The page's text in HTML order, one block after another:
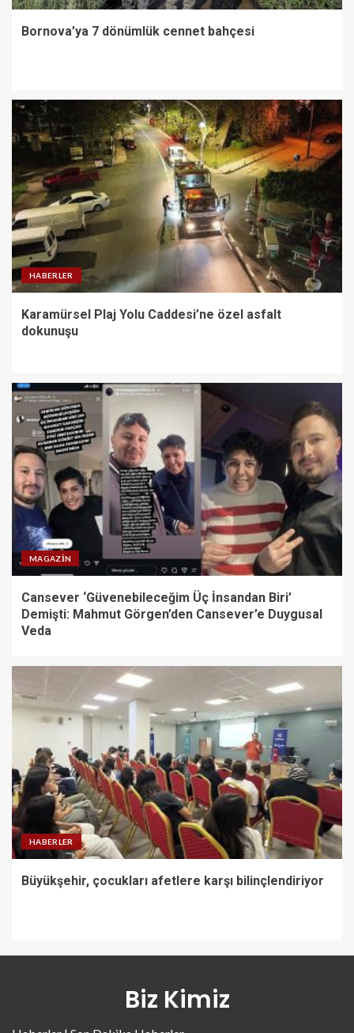
Bornova’ya 7 dönümlük cennet bahçesi
HABERLER
Karamürsel Plaj Yolu Caddesi’ne özel asfalt
dokunuşu
MAGAZIN
Cansever ‘Güvenebileceğim Üç İnsandan Biri’
Demişti: Mahmut Görgen’den Cansever’e Duygusal
Veda
HABERLER
Büyükşehir, çocukları afetlere karşı bilinçlendiriyor
Biz Kimiz